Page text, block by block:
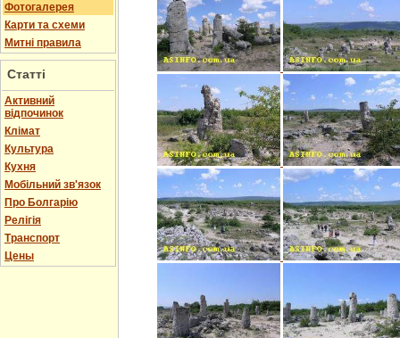
Фотогалерея
Карти та схеми
Митні правила
Статті
Активний
відпочинок
Клімат
Культура
Кухня
Мобільний зв'язок
Про Болгарію
Релігія
Транспорт
Цены